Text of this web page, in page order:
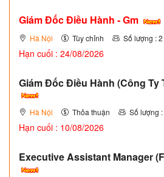
Giám Đốc Điều Hành - Gm
Hà Nội Tùy chỉnh Số lượng : 2
Hạn cuối : 24/08/2026
Giám Đốc Điều Hành (Công Ty
Hà Nội Thỏa thuận Số lượng :
Hạn cuối : 10/08/2026
Executive Assistant Manager